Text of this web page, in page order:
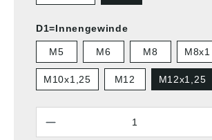
D1=Innengewinde
M5 M6 M8 M8x1
M10x1,25 M12 M12x1,25